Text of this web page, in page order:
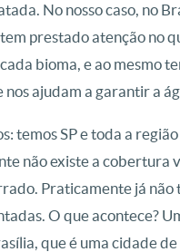
No nosso caso, no
prestado atenção no
bioma, e ao mesmo
ajudam a garantir a
temos SP e toda a
não existe a cobertura
Praticamente já não
O que acontece?
que é uma cidade